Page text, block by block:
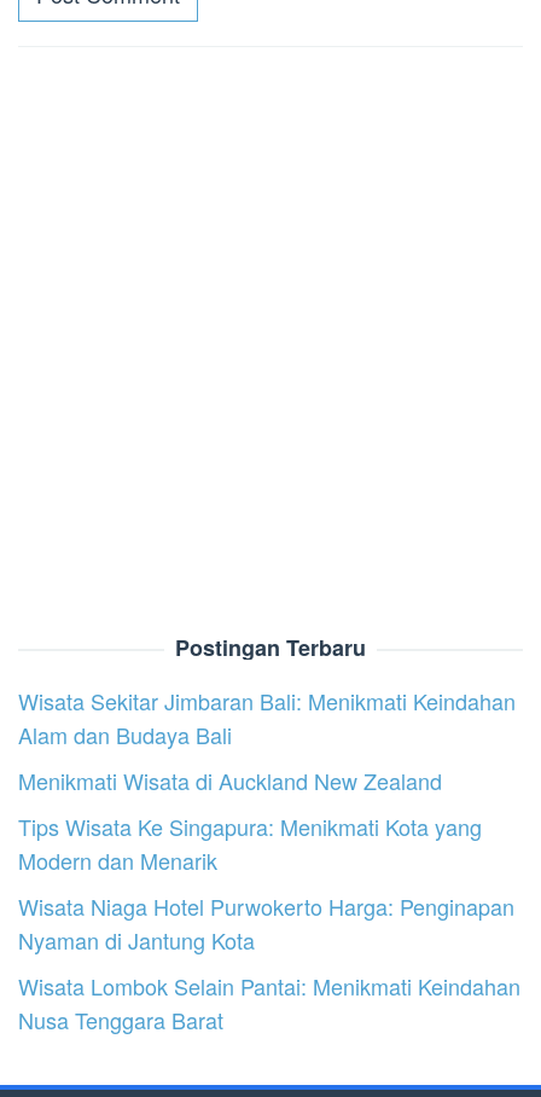
Postingan Terbaru
Wisata Sekitar Jimbaran Bali: Menikmati Keindahan
Alam dan Budaya Bali
Menikmati Wisata di Auckland New Zealand
Tips Wisata Ke Singapura: Menikmati Kota yang
Modern dan Menarik
Wisata Niaga Hotel Purwokerto Harga: Penginapan
Nyaman di Jantung Kota
Wisata Lombok Selain Pantai: Menikmati Keindahan
Nusa Tenggara Barat